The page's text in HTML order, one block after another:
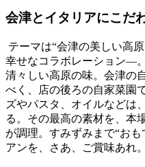
会津とイタリアにこだ
テーマは“会津の美しい高
幸せなコラボレーション―
清々しい高原の味。会津の
べく、店の後ろの自家菜園
ズやパスタ、オイルなどは
る。その最高の素材を、本
が調理。すみずみまで“お
アンを、さあ、ご賞味あれ。